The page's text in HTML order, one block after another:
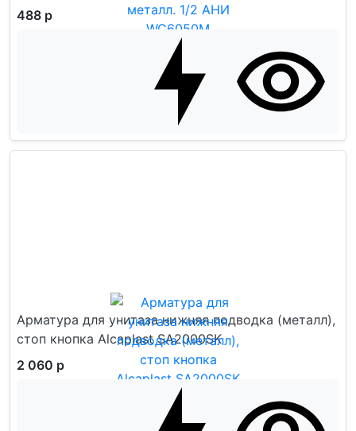
488 р
Арматура для унитаза нижняя подводка (металл),
стоп кнопка Alcaplast SA2000SK
2 060 р